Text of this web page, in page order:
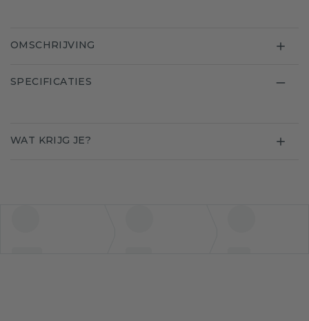
OMSCHRIJVING
SPECIFICATIES
WAT KRIJG JE?